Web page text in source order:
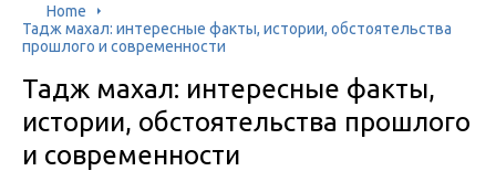
Home
Тадж махал: интересные факты, истории, обстоятельства
прошлого и современности
Тадж махал: интересные факты,
истории, обстоятельства прошлого
и современности